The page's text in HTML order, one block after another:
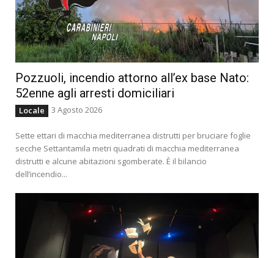
Pozzuoli, incendio attorno all’ex base Nato:
52enne agli arresti domiciliari
Locale 3 Agosto 2026
Sette ettari di macchia mediterranea distrutti per bruciare foglie
secche Settantamila metri quadrati di macchia mediterranea
distrutti e alcune abitazioni sgomberate. È il bilancio
dell’incendio...